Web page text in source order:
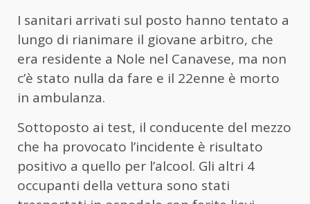
I sanitari arrivati sul posto hanno tentato a
lungo di rianimare il giovane arbitro, che
era residente a Nole nel Canavese, ma non
c’è stato nulla da fare e il 22enne è morto
in ambulanza.
Sottoposto ai test, il conducente del mezzo
che ha provocato l’incidente è risultato
positivo a quello per l’alcool. Gli altri 4
occupanti della vettura sono stati